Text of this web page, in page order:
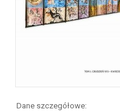
Dane szczegółowe: